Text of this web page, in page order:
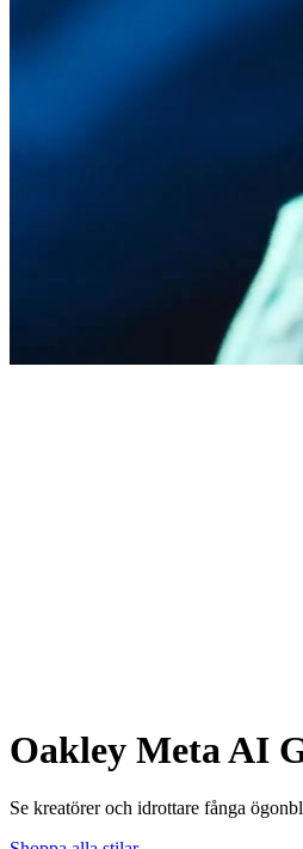
Oakley Meta AI
Se kreatörer och idrottare fånga